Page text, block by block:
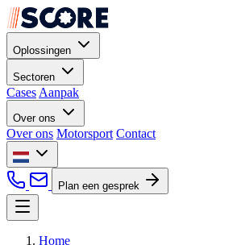
Oplossingen
Sectoren
Cases Aanpak
Over ons
Over ons Motorsport Contact
Plan een gesprek
Home